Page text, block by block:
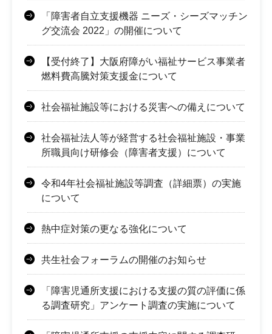
「障害者自立支援機器 ニーズ・シーズマッチン
グ交流会 2022」の開催について
【受付終了】大阪府障がい福祉サービス事業者
燃料費高騰対策支援金について
社会福祉施設等における災害への備えについて
社会福祉法人等が経営する社会福祉施設・事業
所職員向け研修会（障害者支援）について
令和4年社会福祉施設等調査（詳細票）の実施
について
熱中症対策の更なる強化について
共生社会フォーラムの開催のお知らせ
「障害児通所支援における支援の質の評価に係
る調査研究」アンケート調査の実施について